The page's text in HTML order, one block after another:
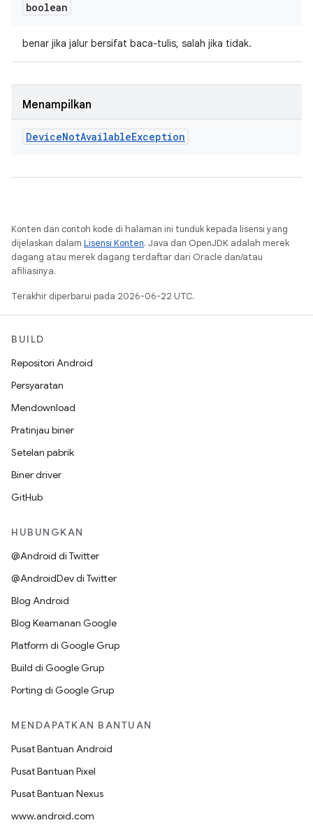
boolean
benar jika jalur bersifat baca-tulis, salah jika tidak.
Menampilkan
DeviceNotAvailableException
Konten dan contoh kode di halaman ini tunduk kepada lisensi yang
dijelaskan dalam Lisensi Konten. Java dan OpenJDK adalah merek
dagang atau merek dagang terdaftar dari Oracle dan/atau
afiliasinya.
Terakhir diperbarui pada 2026-06-22 UTC.
BUILD
Repositori Android
Persyaratan
Mendownload
Pratinjau biner
Setelan pabrik
Biner driver
GitHub
HUBUNGKAN
@Android di Twitter
@AndroidDev di Twitter
Blog Android
Blog Keamanan Google
Platform di Google Grup
Build di Google Grup
Porting di Google Grup
MENDAPATKAN BANTUAN
Pusat Bantuan Android
Pusat Bantuan Pixel
Pusat Bantuan Nexus
www.android.com